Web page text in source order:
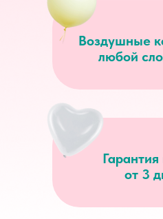
Воздушные
любой
от 3